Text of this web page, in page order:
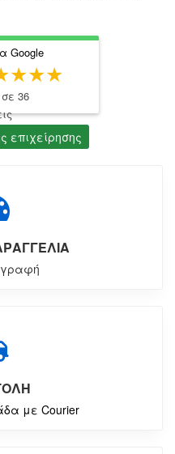
Google
36
επιχείρησης
με Courier